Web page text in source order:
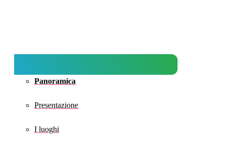
Panoramica
Presentazione
I luoghi